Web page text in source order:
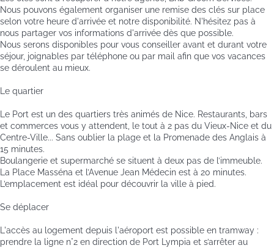
Nous pouvons également organiser une remise des clés sur place
selon votre heure d'arrivée et notre disponibilité. N'hésitez pas à
nous partager vos informations d'arrivée dès que possible.
Nous serons disponibles pour vous conseiller avant et durant votre
séjour, joignables par téléphone ou par mail afin que vos vacances
se déroulent au mieux.
Le quartier
Le Port est un des quartiers très animés de Nice. Restaurants, bars
et commerces vous y attendent, le tout à 2 pas du Vieux-Nice et du
Centre-Ville... Sans oublier la plage et la Promenade des Anglais à
15 minutes.
Boulangerie et supermarché se situent à deux pas de l’immeuble.
La Place Masséna et l’Avenue Jean Médecin est à 20 minutes.
L’emplacement est idéal pour découvrir la ville à pied.
Se déplacer
L'accès au logement depuis l'aéroport est possible en tramway :
prendre la ligne n°2 en direction de Port Lympia et s’arrêter au